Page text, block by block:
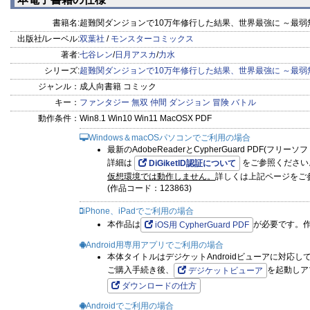
書籍名:超難関ダンジョンで10万年修行した結果、世界最強に ～最
出版社/レーベル:双葉社 / モンスターコミックス
著者:七谷レン/日月アスカ/力水
シリーズ:超難関ダンジョンで10万年修行した結果、世界最強に ～最
ジャンル： 成人向書籍 コミック
キー： ファンタジー 無双 仲間 ダンジョン 冒険 バトル
動作条件： Win8.1 Win10 Win11 MacOSX PDF
Windows＆macOSパソコンでご利用の場合
最新のAdobeReaderとCypherGuard PDF(フリーソ
詳細は
DiGiketID認証について
をご参照くださ
仮想環境では動作しません。 詳しくは上記ページをご
(作品コード：123863)
iPhone、iPadでご利用の場合
本作品は
iOS用 CypherGuard PDF が必要です。
Android用専用アプリでご利用の場合
本体タイトルはデジケットAndroidビューアに対応し
ご購入手続き後、
デジケットビューア を起動し
ダウンロードの仕方
Androidでご利用の場合